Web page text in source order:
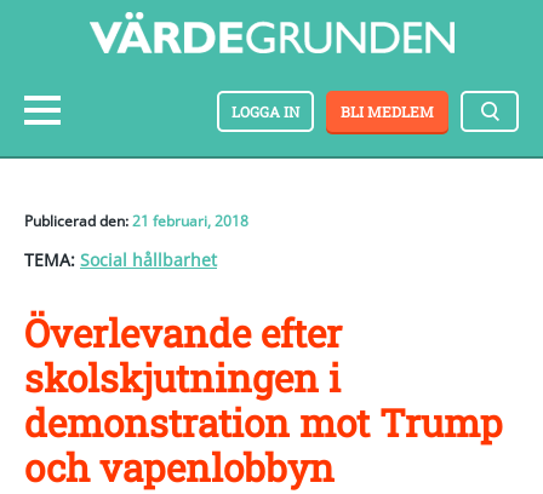
BLI MEDLEM
LOGGA IN
Publicerad den:21 februari, 2018
TEMA: Social hållbarhet
Överlevande efter
skolskjutningen i
demonstration mot Trump
och vapenlobbyn